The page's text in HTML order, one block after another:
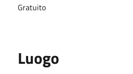
Gratuito
Luogo